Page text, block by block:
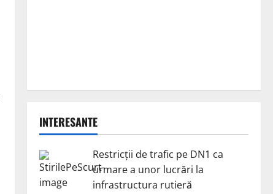
INTERESANTE
Restricții de trafic pe DN1 ca
urmare a unor lucrări la
infrastructura rutieră